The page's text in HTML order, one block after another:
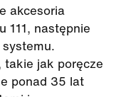
akcesoria
111, następnie
takie jak poręcze
ponad 35 lat